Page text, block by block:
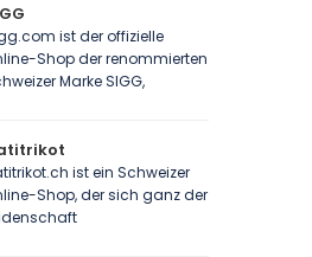
ist der offizielle
Shop der renommierten
Marke SIGG,
ist ein Schweizer
Shop, der sich ganz der